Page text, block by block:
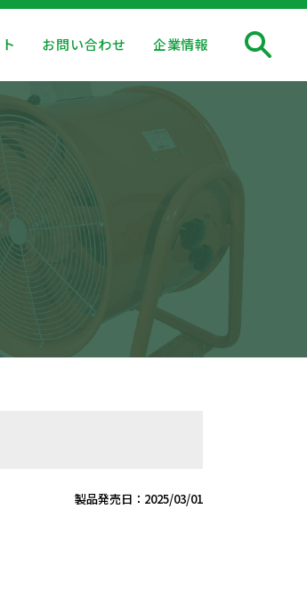
お問い合わせ 企業情報
製品発売日：2025/03/01